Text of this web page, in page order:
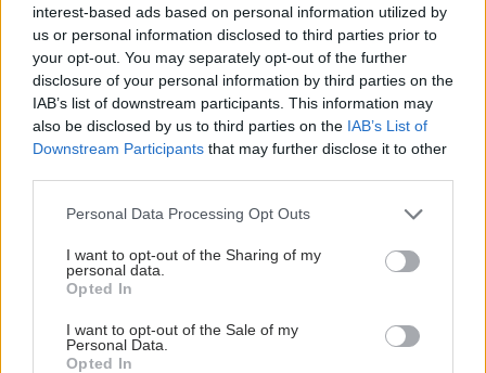
interest-based ads based on personal information utilized by
us or personal information disclosed to third parties prior to
your opt-out. You may separately opt-out of the further
disclosure of your personal information by third parties on the
IAB’s list of downstream participants. This information may
also be disclosed by us to third parties on the IAB’s List of
Downstream Participants that may further disclose it to other
Please note that this website/app uses one or more Google
not limited to your visit or usage behaviour. You may click to
grant or deny consent to Google and its third-party tags to
use your data for below specified purposes in below Google
consent section.
Personal Data Processing Opt Outs
I want to opt-out of the Sharing of my
personal data.
Opted In
I want to opt-out of the Sale of my
Personal Data.
Opted In